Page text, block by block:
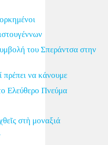
του Σπεράντσα στην
να κάνουμε
Ελεύθερο Πνεύμα
στὴ μοναξιά